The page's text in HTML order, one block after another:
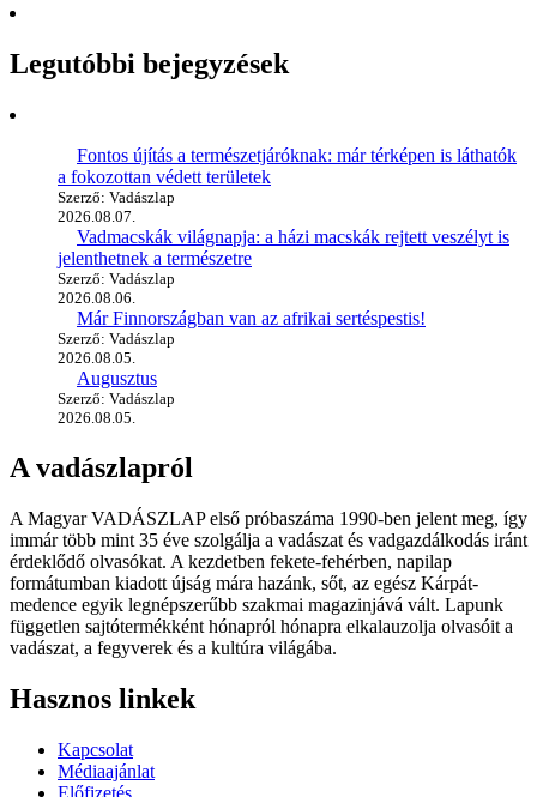
Legutóbbi bejegyzések
Fontos újítás a természetjáróknak: már térképen is láthatók
a fokozottan védett területek
Szerző: Vadászlap
2026.08.07.
Vadmacskák világnapja: a házi macskák rejtett veszélyt is
jelenthetnek a természetre
Szerző: Vadászlap
2026.08.06.
Már Finnországban van az afrikai sertéspestis!
Szerző: Vadászlap
2026.08.05.
Augusztus
Szerző: Vadászlap
2026.08.05.
A vadászlapról
A Magyar VADÁSZLAP első próbaszáma 1990-ben jelent meg, így
immár több mint 35 éve szolgálja a vadászat és vadgazdálkodás iránt
érdeklődő olvasókat. A kezdetben fekete-fehérben, napilap
formátumban kiadott újság mára hazánk, sőt, az egész Kárpát-
medence egyik legnépszerűbb szakmai magazinjává vált. Lapunk
független sajtótermékként hónapról hónapra elkalauzolja olvasóit a
vadászat, a fegyverek és a kultúra világába.
Hasznos linkek
Kapcsolat
Médiaajánlat
Előfizetés